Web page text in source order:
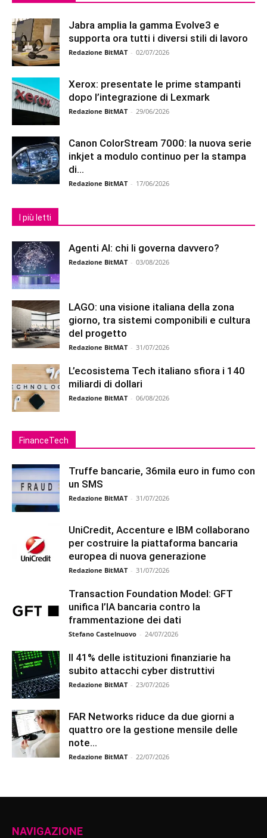
Jabra amplia la gamma Evolve3 e
supporta ora tutti i diversi stili di lavoro
Redazione BitMAT - 02/07/2026
Xerox: presentate le prime stampanti
dopo l’integrazione di Lexmark
Redazione BitMAT - 29/06/2026
Canon ColorStream 7000: la nuova serie
inkjet a modulo continuo per la stampa
di...
Redazione BitMAT - 17/06/2026
I più letti
Agenti AI: chi li governa davvero?
Redazione BitMAT - 03/08/2026
LAGO: una visione italiana della zona
giorno, tra sistemi componibili e cultura
del progetto
Redazione BitMAT - 31/07/2026
L’ecosistema Tech italiano sfiora i 140
miliardi di dollari
Redazione BitMAT - 06/08/2026
FinanceTech
Truffe bancarie, 36mila euro in fumo con
un SMS
Redazione BitMAT - 31/07/2026
UniCredit, Accenture e IBM collaborano
per costruire la piattaforma bancaria
europea di nuova generazione
Redazione BitMAT - 31/07/2026
Transaction Foundation Model: GFT
unifica l’IA bancaria contro la
frammentazione dei dati
Stefano Castelnuovo - 24/07/2026
Il 41% delle istituzioni finanziarie ha
subito attacchi cyber distruttivi
Redazione BitMAT - 23/07/2026
FAR Networks riduce da due giorni a
quattro ore la gestione mensile delle
note...
Redazione BitMAT - 22/07/2026
NAVIGAZIONE